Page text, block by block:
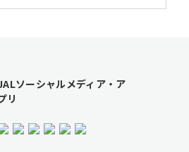
ソーシャルメディア・ア
リ